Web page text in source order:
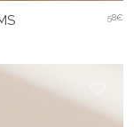
58€